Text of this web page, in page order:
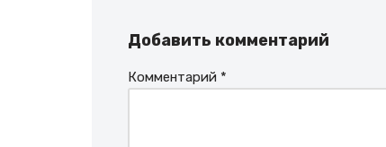
Добавить комментарий
Комментарий *